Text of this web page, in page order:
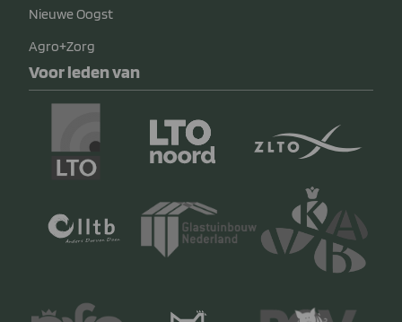
Nieuwe Oogst
Agro+Zorg
Voor leden van